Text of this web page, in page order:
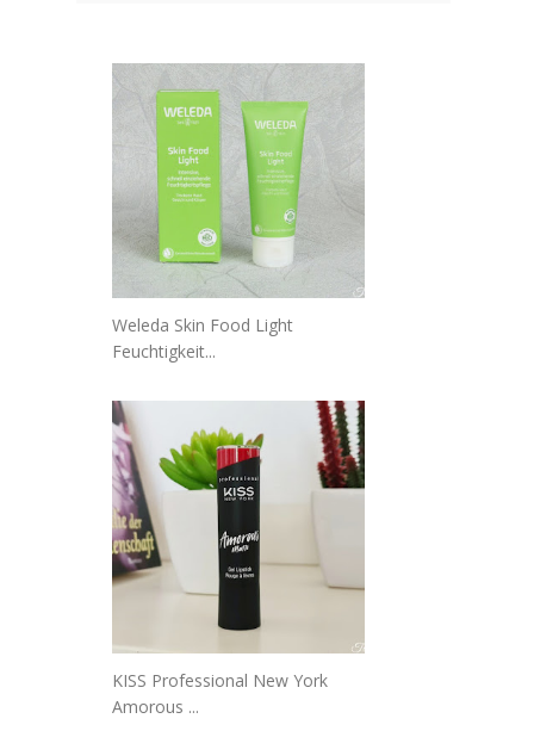
Weleda Skin Food Light
Feuchtigkeit...
KISS Professional New York
Amorous ...